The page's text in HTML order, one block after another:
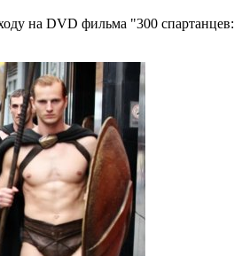
на DVD фильма "300 спартанцев: